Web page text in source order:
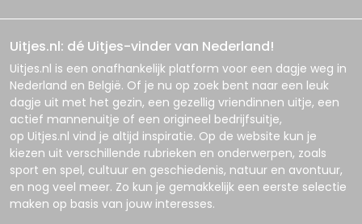
Uitjes.nl: dé Uitjes-vinder van Nederland!
Uitjes.nl is een onafhankelijk platform voor een dagje weg in
Nederland en België. Of je nu op zoek bent naar een leuk
dagje uit met het gezin, een gezellig vriendinnen uitje, een
actief mannenuitje of een origineel bedrijfsuitje,
op Uitjes.nl vind je altijd inspiratie. Op de website kun je
kiezen uit verschillende rubrieken en onderwerpen, zoals
sport en spel, cultuur en geschiedenis, natuur en avontuur,
en nog veel meer. Zo kun je gemakkelijk een eerste selectie
maken op basis van jouw interesses.